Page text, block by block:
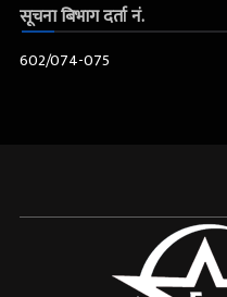
सूचना बिभाग दर्ता नं.
602/074-075